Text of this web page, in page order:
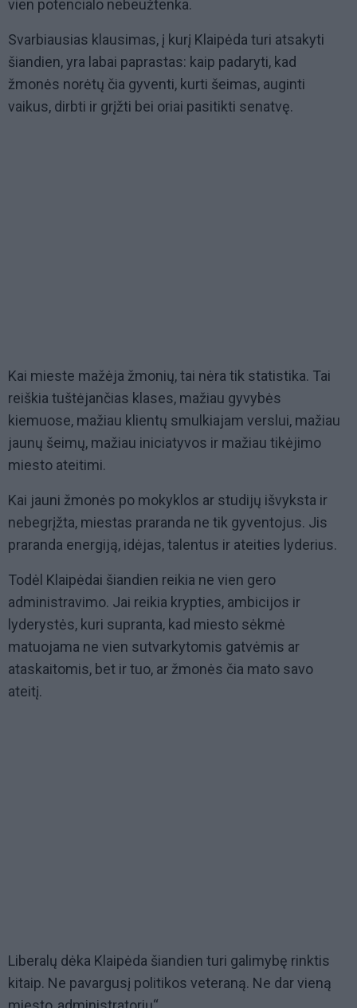
vien potencialo nebeužtenka.
Svarbiausias klausimas, į kurį Klaipėda turi atsakyti
šiandien, yra labai paprastas: kaip padaryti, kad
žmonės norėtų čia gyventi, kurti šeimas, auginti
vaikus, dirbti ir grįžti bei oriai pasitikti senatvę.
Kai mieste mažėja žmonių, tai nėra tik statistika. Tai
reiškia tuštėjančias klases, mažiau gyvybės
kiemuose, mažiau klientų smulkiajam verslui, mažiau
jaunų šeimų, mažiau iniciatyvos ir mažiau tikėjimo
miesto ateitimi.
Kai jauni žmonės po mokyklos ar studijų išvyksta ir
nebegrįžta, miestas praranda ne tik gyventojus. Jis
praranda energiją, idėjas, talentus ir ateities lyderius.
Todėl Klaipėdai šiandien reikia ne vien gero
administravimo. Jai reikia krypties, ambicijos ir
lyderystės, kuri supranta, kad miesto sėkmė
matuojama ne vien sutvarkytomis gatvėmis ar
ataskaitomis, bet ir tuo, ar žmonės čia mato savo
ateitį.
Liberalų dėka Klaipėda šiandien turi galimybę rinktis
kitaip. Ne pavargusį politikos veteraną. Ne dar vieną